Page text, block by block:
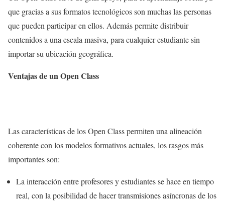
que gracias a sus formatos tecnológicos son muchas las personas
que pueden participar en ellos. Además permite distribuir
contenidos a una escala masiva, para cualquier estudiante sin
importar su ubicación geográfica.
Ventajas de un Open Class
Las características de los Open Class permiten una alineación
coherente con los modelos formativos actuales, los rasgos más
importantes son:
La interacción entre profesores y estudiantes se hace en tiempo
real, con la posibilidad de hacer transmisiones asíncronas de los